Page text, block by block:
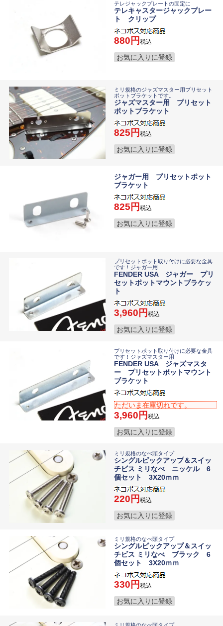
テレジャックプレートの固定に
テレキャスタージャックプレー
ト クリップ
880 税込
お気に入りに登録
ミリ規格のジャズマスター用プリセット
ポットブラケットです。
ジャズマスター用 プリセット
ポットブラケット
825 税込
お気に入りに登録
ジャガー用 プリセットポット
ブラケット
825 税込
お気に入りに登録
プリセットポット取り付けに必要な金具
です！ジャガー用
FENDER USA ジャガー プリ
セットポットマウントブラケッ
ト
3,960 税込
お気に入りに登録
プリセットポット取り付けに必要な金具
です！ジャズマスター用
FENDER USA ジャズマスタ
ー プリセットポットマウント
ブラケット
ただいま在庫切れです。
3,960 税込
お気に入りに登録
ミリ規格のなべ頭タイプ
シングルピックアップ＆スイッ
チビス ミリなべ ニッケル 6
個セット 3X20ｍｍ
220 税込
お気に入りに登録
ミリ規格のなべ頭タイプ
シングルピックアップ＆スイッ
チビス ミリなべ ブラック 6
個セット 3X20ｍｍ
330 税込
お気に入りに登録